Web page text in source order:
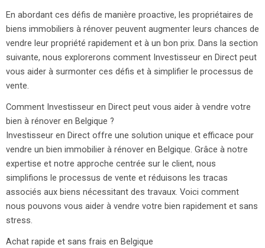
En abordant ces défis de manière proactive, les propriétaires de
biens immobiliers à rénover peuvent augmenter leurs chances de
vendre leur propriété rapidement et à un bon prix. Dans la section
suivante, nous explorerons comment Investisseur en Direct peut
vous aider à surmonter ces défis et à simplifier le processus de
vente.
Comment Investisseur en Direct peut vous aider à vendre votre
bien à rénover en Belgique ?
Investisseur en Direct offre une solution unique et efficace pour
vendre un bien immobilier à rénover en Belgique. Grâce à notre
expertise et notre approche centrée sur le client, nous
simplifions le processus de vente et réduisons les tracas
associés aux biens nécessitant des travaux. Voici comment
nous pouvons vous aider à vendre votre bien rapidement et sans
stress.
Achat rapide et sans frais en Belgique